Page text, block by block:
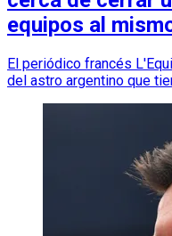
equipos al
El periódico francés
del astro argentino que